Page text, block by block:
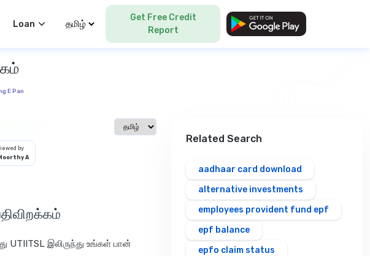
Loan Select Language
Get Free Credit
Report
E Pan
Select language
by
A
இலிருந்து உங்கள் பான்
Related Search
aadhaar card download
alternative investments
employees provident fund epf
epf balance
epfo claim status